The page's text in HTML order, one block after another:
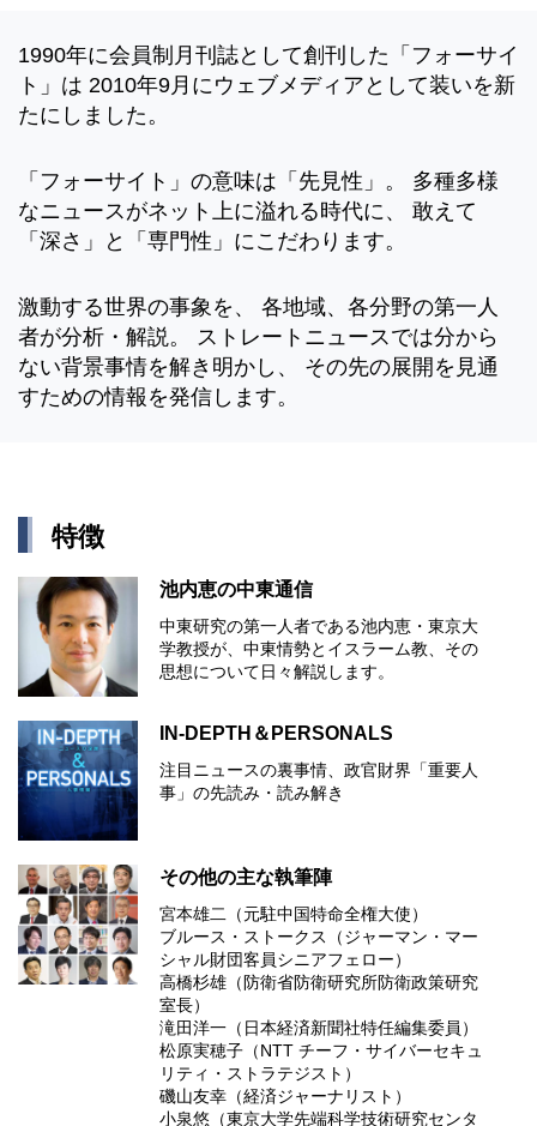
1990年に会員制月刊誌として創刊した「フォーサイ
ト」は 2010年9月にウェブメディアとして装いを新
たにしました。
「フォーサイト」の意味は「先見性」。 多種多様
なニュースがネット上に溢れる時代に、 敢えて
「深さ」と「専門性」にこだわります。
激動する世界の事象を、 各地域、各分野の第一人
者が分析・解説。 ストレートニュースでは分から
ない背景事情を解き明かし、 その先の展開を見通
すための情報を発信します。
特徴
池内恵の中東通信
中東研究の第⼀⼈者である池内恵・東京⼤
学教授が、中東情勢とイスラーム教、その
思想について⽇々解説します。
IN-DEPTH＆PERSONALS
注目ニュースの裏事情、政官財界「重要人
事」の先読み・読み解き
その他の主な執筆陣
宮本雄二（元駐中国特命全権大使）
ブルース・ストークス（ジャーマン・マー
シャル財団客員シニアフェロー）
高橋杉雄（防衛省防衛研究所防衛政策研究
室長）
滝田洋一（日本経済新聞社特任編集委員）
松原実穂子（NTT チーフ・サイバーセキュ
リティ・ストラテジスト）
磯山友幸（経済ジャーナリスト）
小泉悠（東京大学先端科学技術研究センタ